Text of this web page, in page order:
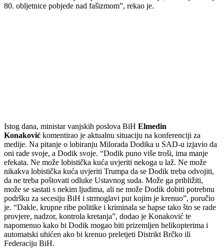
80. obljetnice pobjede nad fašizmom”, rekao je.
Istog dana, ministar vanjskih poslova BiH Elmedin
Konaković komentirao je aktualnu situaciju na konferenciji za
medije. Na pitanje o lobiranju Milorada Dodika u SAD-u izjavio da
oni rade svoje, a Dodik svoje. “Dodik puno više troši, ima manje
efekata. Ne može lobistička kuća uvjeriti nekoga u laž. Ne može
nikakva lobistička kuća uvjeriti Trumpa da se Dodik treba odvojiti,
da ne treba poštovati odluke Ustavnog suda. Može ga približiti,
može se sastati s nekim ljudima, ali ne može Dodik dobiti potrebnu
podršku za secesiju BiH i strmoglavi put kojim je krenuo”, poručio
je. “Dakle, krupne ribe politike i kriminala se hapse tako što se rade
provjere, nadzor, kontrola kretanja”, dodao je Konaković te
napomenuo kako bi Dodik mogao biti prizemljen helikopterima i
automatski uhićen ako bi krenuo preletjeti Distrikt Brčko ili
Federaciju BiH.